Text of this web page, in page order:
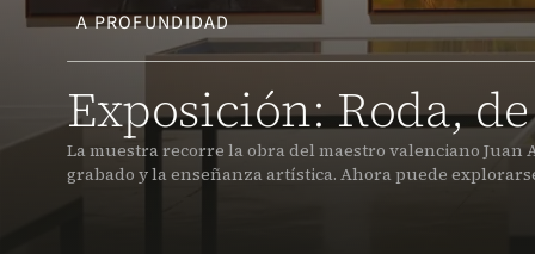
A PROFUNDIDAD
Exposición: Roda,
La muestra recorre la obra del maestro valenciano
grabado y la enseñanza artística. Ahora puede